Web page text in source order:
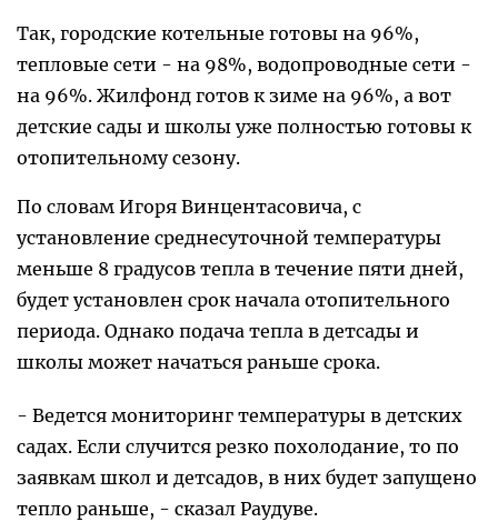
Так, городские котельные готовы на 96%,
тепловые сети - на 98%, водопроводные сети -
на 96%. Жилфонд готов к зиме на 96%, а вот
детские сады и школы уже полностью готовы к
отопительному сезону.
По словам Игоря Винцентасовича, с
установление среднесуточной температуры
меньше 8 градусов тепла в течение пяти дней,
будет установлен срок начала отопительного
периода. Однако подача тепла в детсады и
школы может начаться раньше срока.
- Ведется мониторинг температуры в детских
садах. Если случится резко похолодание, то по
заявкам школ и детсадов, в них будет запущено
тепло раньше, - сказал Раудуве.